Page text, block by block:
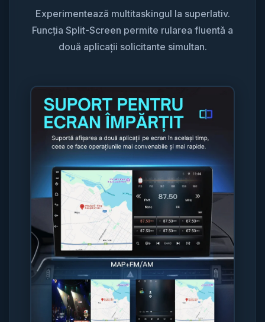
Experimentează multitaskingul la superlativ.
Funcția Split-Screen permite rularea fluentă a
două aplicații solicitante simultan.